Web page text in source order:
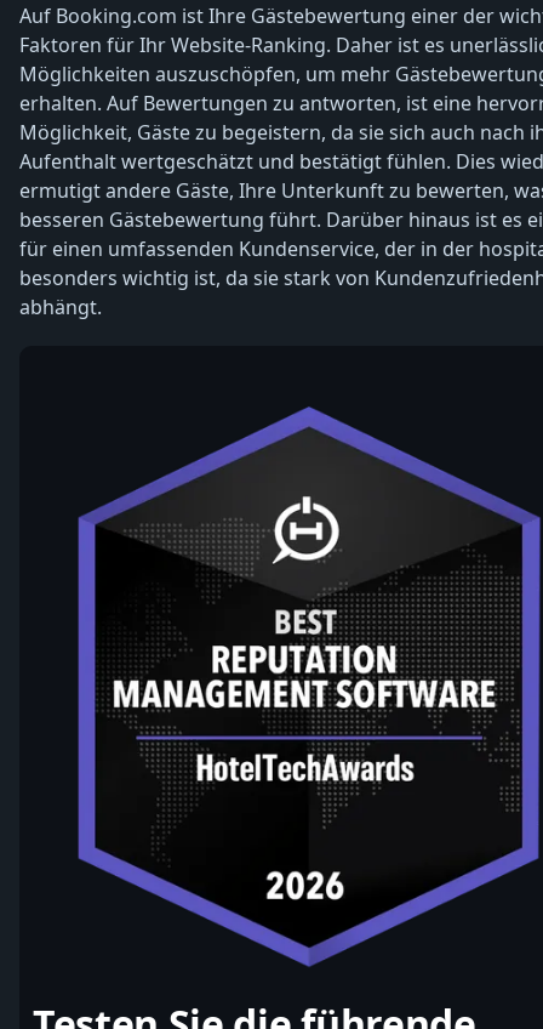
Auf Booking.com ist Ihre Gästebewertung einer der
Faktoren für Ihr Website-Ranking. Daher ist es
Möglichkeiten auszuschöpfen, um mehr
erhalten. Auf Bewertungen zu antworten, ist eine
Möglichkeit, Gäste zu begeistern, da sie sich auch nach
Aufenthalt wertgeschätzt und bestätigt fühlen. Dies
ermutigt andere Gäste, Ihre Unterkunft zu bewerten,
besseren Gästebewertung führt. Darüber hinaus ist es
für einen umfassenden Kundenservice, der in der
besonders wichtig ist, da sie stark von
abhängt.